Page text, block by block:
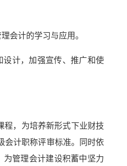
会计的学习与应用。
计，加强宣传、推广和使
程，为培养新形式下业财技
会计职称评审标准。同时依
管理会计建设积蓄中坚力